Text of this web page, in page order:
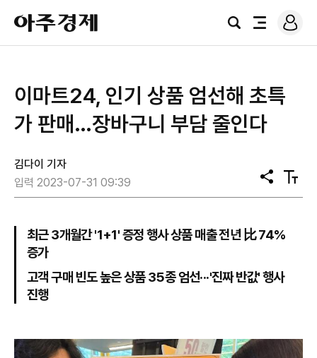
아
주
경
검
전
로
그
이마트24, 인기 상품 엄선해 초특
가 판매…장바구니 부담 줄인다
김다이 기자
입력 2023-07-31 09:39
공
유
텍
스
최근 3개월간 '1+1' 증정 행사 상품 매출 전년 比 74%
증가
고객 구매 빈도 높은 상품 35종 엄선···'진짜 반값' 행사
진행